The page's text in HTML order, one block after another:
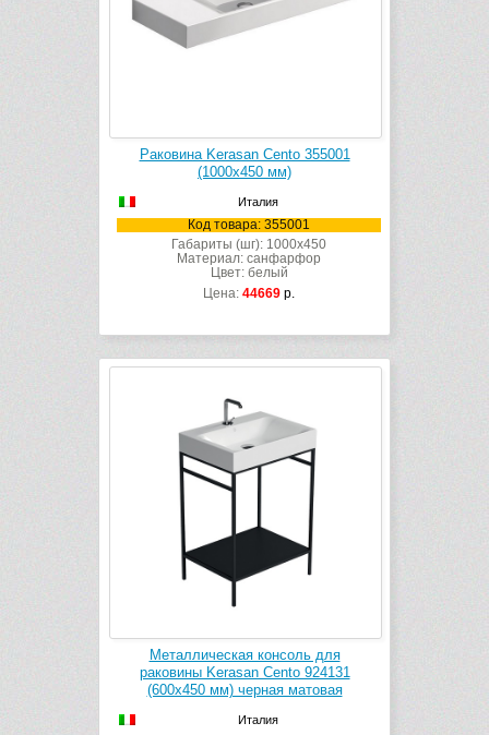
Раковина Kerasan Cento 355001
(1000х450 мм)
Италия
Код товара: 355001
Габариты (шг): 1000x450
Материал: санфарфор
Цвет: белый
Цена: 44669 р.
Металлическая консоль для
раковины Kerasan Cento 924131
(600х450 мм) черная матовая
Италия